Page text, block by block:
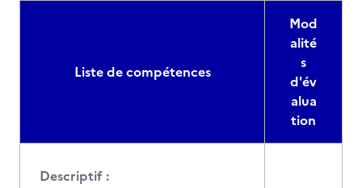
Liste de compétences
Mod
alité
s
d'év
alua
tion
Descriptif :